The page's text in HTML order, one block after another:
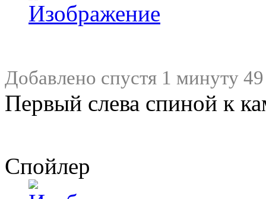
Добавлено спустя 1 минуту
Первый слева спиной к
Спойлер